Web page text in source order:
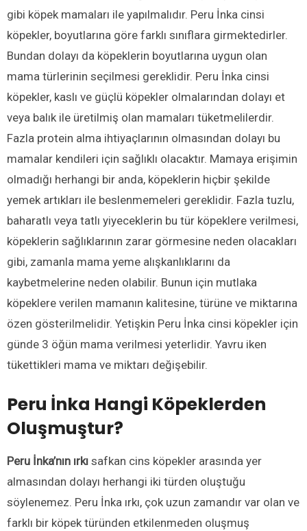
gibi köpek mamaları ile yapılmalıdır. Peru İnka cinsi
köpekler, boyutlarına göre farklı sınıflara girmektedirler.
Bundan dolayı da köpeklerin boyutlarına uygun olan
mama türlerinin seçilmesi gereklidir. Peru İnka cinsi
köpekler, kaslı ve güçlü köpekler olmalarından dolayı et
veya balık ile üretilmiş olan mamaları tüketmelilerdir.
Fazla protein alma ihtiyaçlarının olmasından dolayı bu
mamalar kendileri için sağlıklı olacaktır. Mamaya erişimin
olmadığı herhangi bir anda, köpeklerin hiçbir şekilde
yemek artıkları ile beslenmemeleri gereklidir. Fazla tuzlu,
baharatlı veya tatlı yiyeceklerin bu tür köpeklere verilmesi,
köpeklerin sağlıklarının zarar görmesine neden olacakları
gibi, zamanla mama yeme alışkanlıklarını da
kaybetmelerine neden olabilir. Bunun için mutlaka
köpeklere verilen mamanın kalitesine, türüne ve miktarına
özen gösterilmelidir. Yetişkin Peru İnka cinsi köpekler için
günde 3 öğün mama verilmesi yeterlidir. Yavru iken
tükettikleri mama ve miktarı değişebilir.
Peru İnka Hangi Köpeklerden
Oluşmuştur?
Peru İnka’nın ırkı safkan cins köpekler arasında yer
almasından dolayı herhangi iki türden oluştuğu
söylenemez. Peru İnka ırkı, çok uzun zamandır var olan ve
farklı bir köpek türünden etkilenmeden oluşmuş